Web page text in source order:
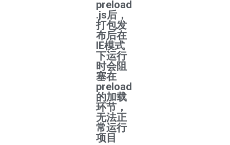
preload
.js后，
打包发
布后在
IE模式
下运行
时会阻
塞在
preload
的加载
环节，
无法正
常运行
项目